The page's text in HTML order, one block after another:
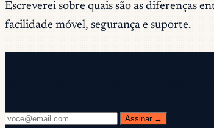
Escreverei sobre quais são as diferenças
facilidade móvel, segurança e suporte.
Assinar →